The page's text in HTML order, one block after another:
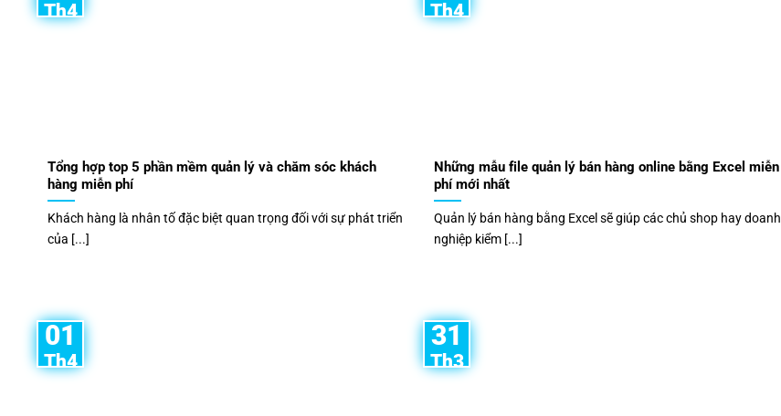
Tổng hợp top 5 phần mềm quản lý và chăm sóc khách
hàng miễn phí
Khách hàng là nhân tố đặc biệt quan trọng đối với sự phát triển
của [...]
Th4
Những mẫu file quản lý bán hàng online bằng Excel miễn
phí mới nhất
Quản lý bán hàng bằng Excel sẽ giúp các chủ shop hay doanh
nghiệp kiểm [...]
Th4
01
Th4
31
Th3